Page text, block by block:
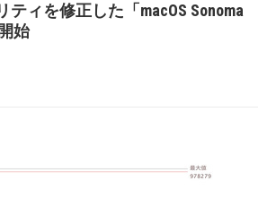
ティを修正した「macOS Sonoma
始